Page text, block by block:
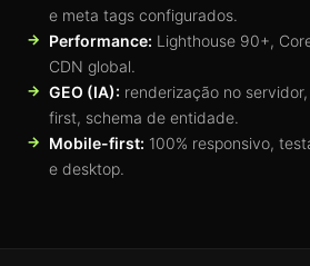
e meta tags configurados.
Performance: Lighthouse 90+,
CDN global.
GEO (IA): renderização no
first, schema de entidade.
Mobile-first: 100% responsivo,
e desktop.